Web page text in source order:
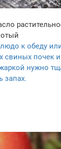
к обеду
свиных почек
нужно
запах.